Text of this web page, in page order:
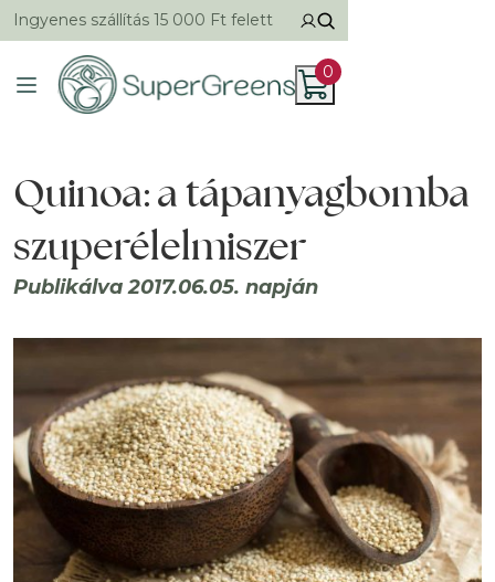
Ingyenes szállítás 15 000 Ft felett
0
Quinoa: a tápanyagbomba
szuperélelmiszer
Publikálva 2017.06.05. napján